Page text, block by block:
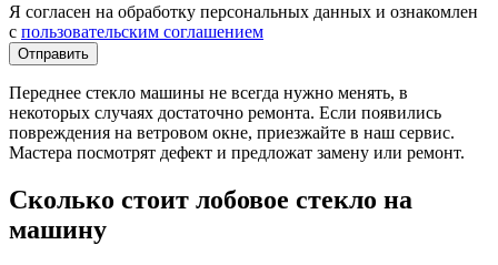
Я согласен на обработку персональных данных и ознакомлен
с пользовательским соглашением
Отправить
Переднее стекло машины не всегда нужно менять, в
некоторых случаях достаточно ремонта. Если появились
повреждения на ветровом окне, приезжайте в наш сервис.
Мастера посмотрят дефект и предложат замену или ремонт.
Сколько стоит лобовое стекло на
машину